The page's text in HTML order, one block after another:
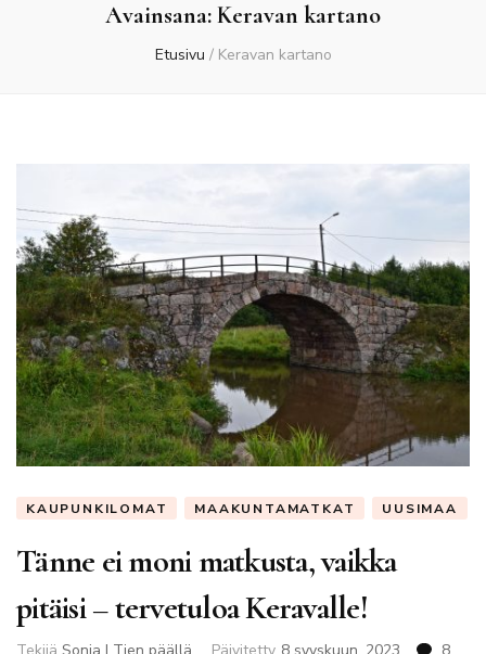
Avainsana:Keravan kartano
Etusivu / Keravan kartano
KAUPUNKILOMAT MAAKUNTAMATKAT UUSIMAA
Tänne ei moni matkusta, vaikka
pitäisi – tervetuloa Keravalle!